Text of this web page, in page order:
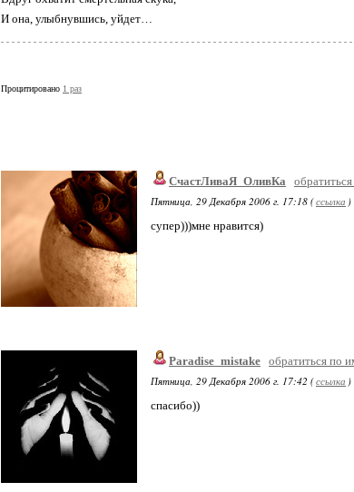
И она, улыбнувшись, уйдет…
Процитировано 1 раз
СчастЛиваЯ_ОливКа
Пятница, 29 Декабря 2006 г. 17:18 (ссылка )
супер)))мне нравится)
Paradise_mistake обратиться по
Пятница, 29 Декабря 2006 г. 17:42 (ссылка )
спасибо))